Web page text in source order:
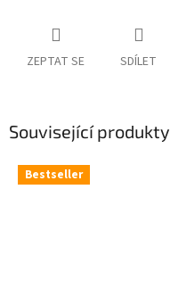
ZEPTAT SE SDÍLET
Související produkty
Bestseller